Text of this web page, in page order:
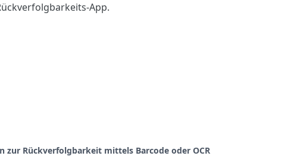
App.
zur Rückverfolgbarkeit mittels Barcode oder OCR